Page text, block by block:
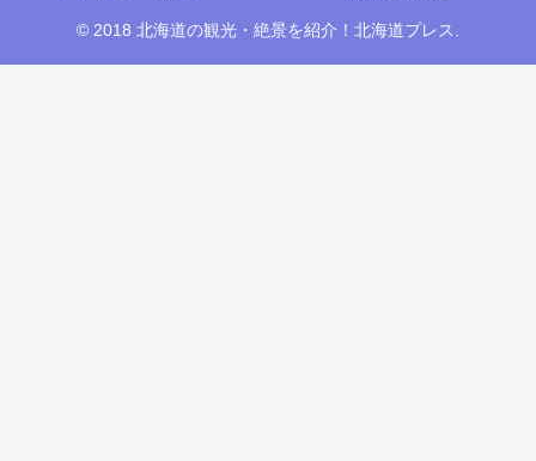
© 2018 北海道の観光・絶景を紹介！北海道プレス.